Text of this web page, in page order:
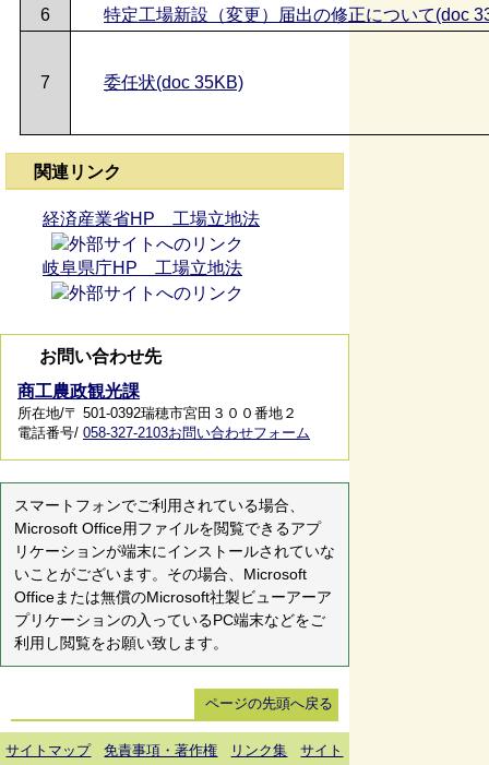
6 特定工場新設（変更）届出の修正について(doc
7 委任状(doc 35KB)
関連リンク
経済産業省HP 工場立地法
岐阜県庁HP 工場立地法
お問い合わせ先
商工農政観光課
所在地/〒 501-0392瑞穂市宮田３００番地２
電話番号/ 058-327-2103お問い合わせフォーム
スマートフォンでご利用されている場合、
Microsoft Office用ファイルを閲覧できるアプ
リケーションが端末にインストールされていな
いことがございます。その場合、Microsoft
Officeまたは無償のMicrosoft社製ビューアーア
プリケーションの入っているPC端末などをご
利用し閲覧をお願い致します。
ページの先頭へ戻る
サイトマップ 免責事項・著作権 リンク集
サイト